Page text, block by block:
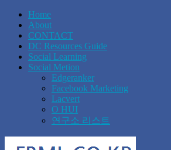
Home
About
CONTACT
DC Resources Guide
Social Learning
Social Metion
Edgeranker
Facebook Marketing
Lacvert
O HUI
연구소 리스트